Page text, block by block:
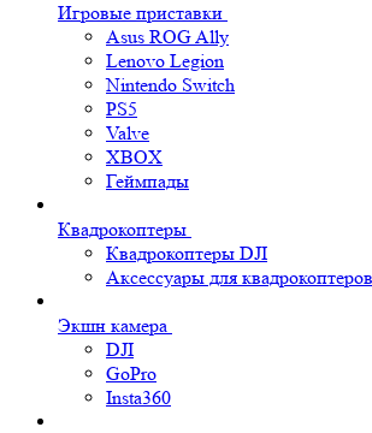
Игровые приставки
Asus ROG Ally
Lenovo Legion
Nintendo Switch
PS5
Valve
XBOX
Геймпады
Квадрокоптеры
Квадрокоптеры DJI
Аксессуары для квадрокоптеров
Экшн камера
DJI
GoPro
Insta360